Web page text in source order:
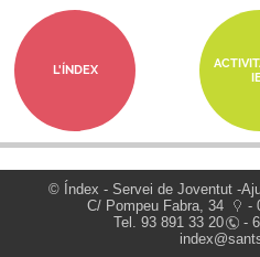
L'ÍNDEX
© Índex - Servei de Joventut -
C/ Pompeu Fabra, 34
-
Tel. 93 891 33 20
-
index